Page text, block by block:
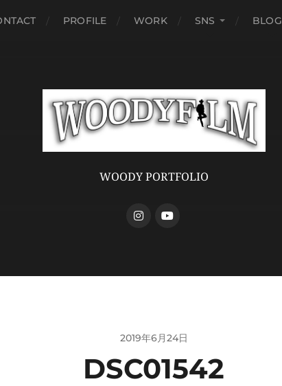
PROFILE WORK SNS BLOG
WOODY PORTFOLIO
2019年6月24日
DSC01542